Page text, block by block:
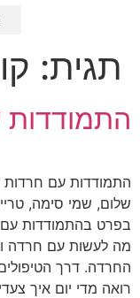
תגית:
בפרט בהתמודדות עם
מה לעשות עם חרדה
החרדה. דרך
רואה מדי יום איך